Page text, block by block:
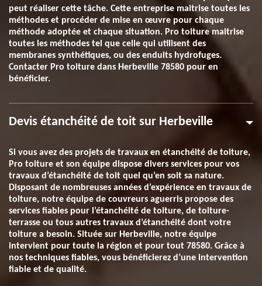
peut réaliser cette tâche. Cette entreprise maitrise toutes les
méthodes et procéder de mise en œuvre pour chaque
méthode adoptée et chaque situation. Pro toiture maitrise
toutes les méthodes tel que celle qui utilisent des
membranes synthétiques, ou des enduits hydrofuges.
Contacter Pro toiture dans Herbeville 78580 pour en
bénéficier.
Devis étanchéité de toit sur Herbeville
Si vous avez des projets de travaux en étanchéité de toiture,
Pro toiture et son équipe dispose divers services pour vos
travaux d’étanchéité de toit quel qu’en soit sa nature.
Disposant de nombreuses années d’expérience en travaux de
toiture, notre équipe de couvreurs aguerris propose des
services fiables pour l’étanchéité de toiture, de toiture-
terrasse ou tous autres travaux d’étanchéité dont votre
toiture a besoin. Située sur Herbeville, notre équipe
intervient pour toute la région et pour tout 78580. Grâce à
nos techniques fiables, vous bénéficierez d’une intervention
fiable et de qualité.